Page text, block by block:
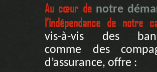
Au cœur de notre
l’indépendance de notre
vis-à-vis des
comme des
d’assurance, offre :